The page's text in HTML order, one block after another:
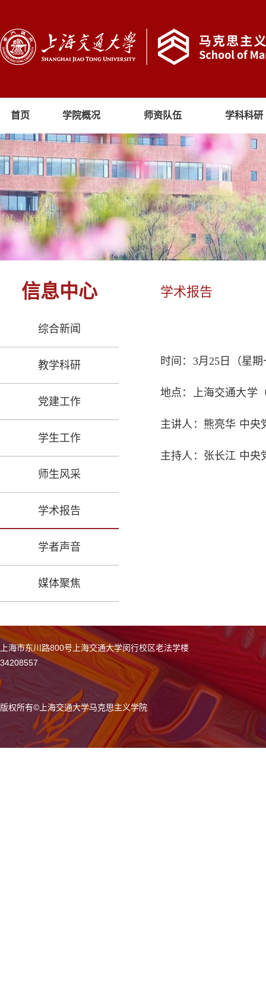
首页 学院概况 师资队伍 学科科研
信息中心
综合新闻
教学科研
党建工作
学生工作
师生风采
学术报告
学者声音
媒体聚焦
学术报告
时间：3月25日（星
地点：上海交通大学
主讲人：熊亮华 中央
主持人：张长江 中央
上海市东川路800号上海交通大学闵行校区老法学楼
34208557
版权所有© 上海交通大学马克思主义学院